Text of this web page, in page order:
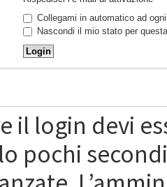
Collegami in automatico ad
Nascondi il mio stato per
il login devi
pochi